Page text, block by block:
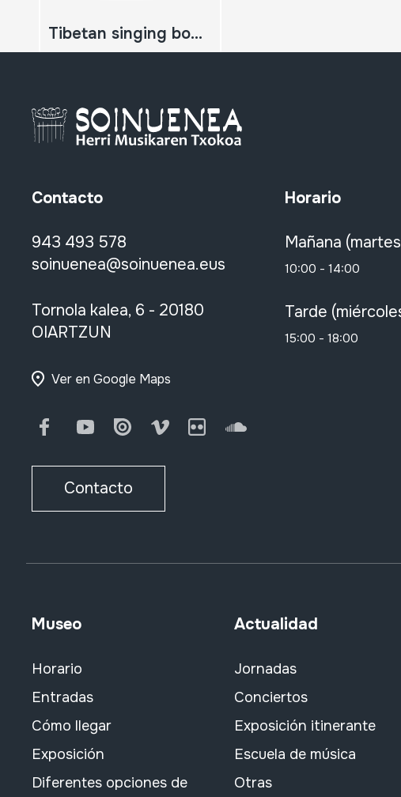
Tibetan singing bowls; Cuenco nepali
Contacto
943 493 578
soinuenea@soinuenea.eus
Tornola kalea, 6 - 20180
OIARTZUN
Ver en Google Maps
FacebookYoutubeIssuu Vimeo FlickrSoundCloud
Contacto
Horario
Mañana
10:00 - 14:00
Tarde
15:00 - 18:00
Museo
Horario
Entradas
Cómo llegar
Exposición
Diferentes opciones de
Actualidad
Jornadas
Conciertos
Exposición itinerante
Escuela de música
Otras